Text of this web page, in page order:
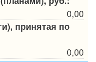
0,00
принятая по
0,00